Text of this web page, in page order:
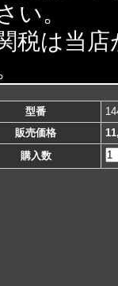
い。
税は当
型番
販売価格
購入数